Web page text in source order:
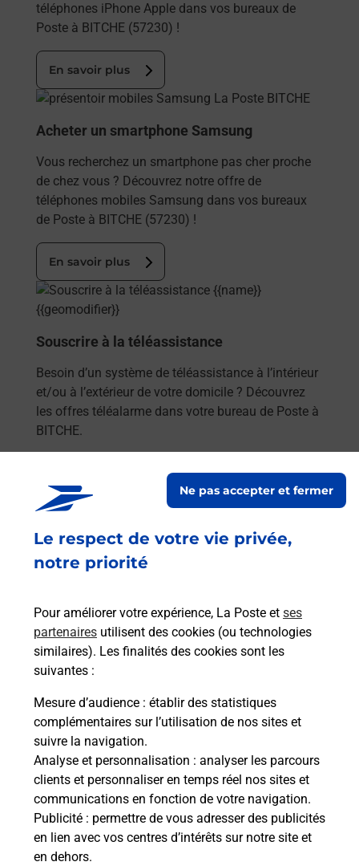
Le respect de votre vie privée,
notre priorité
Pour améliorer votre expérience, La Poste et ses
partenaires utilisent des cookies (ou technologies
similaires). Les finalités des cookies sont les
suivantes :
Mesure d’audience : établir des statistiques
complémentaires sur l’utilisation de nos sites et
suivre la navigation.
Analyse et personnalisation : analyser les parcours
clients et personnaliser en temps réel nos sites et
communications en fonction de votre navigation.
Publicité : permettre de vous adresser des publicités
en lien avec vos centres d’intérêts sur notre site et
en dehors.
Ne pas accepter et fermer
téléphones iPhone Apple dans vos bureaux de
Poste à BITCHE (57230) !
En savoir plus
En savoir plus
Acheter un smartphone Samsung
Vous recherchez un smartphone pas cher proche
de chez vous ? Découvrez notre offre de
téléphones mobiles Samsung dans vos bureaux
de Poste à BITCHE (57230) !
En savoir plus
En savoir plus
Souscrire à la téléassistance
Besoin d’un système de téléassistance à l’intérieur
et/ou à l’extérieur de votre domicile ? Découvrez
les offres téléalarme dans votre bureau de Poste à
BITCHE.
En savoir plus
Code de la route auto ou moto
Découvrez l'offre proposée par La Poste.
En savoir plus
Permis Bateau
Vous cherchez à passer votre permis bateau à
Bitche (57230) ? Découvrez l'offre proposée par La
Poste.
En savoir plus